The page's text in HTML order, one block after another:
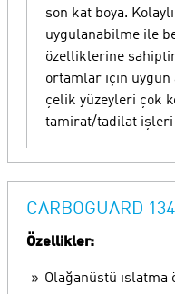
son kat boya.
uygulanabilme ile
özelliklerine
ortamlar için uygun
çelik yüzeyleri çok
tamirat/tadilat
CARBOGUARD
Özellikler:
Olağanüstü